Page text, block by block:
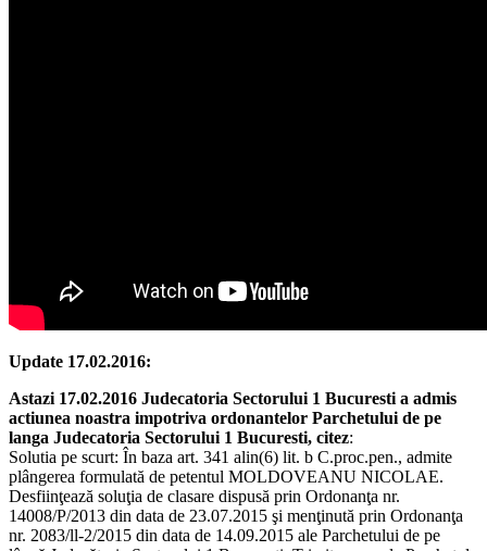
Update 17.02.2016:
Astazi 17.02.2016 Judecatoria Sectorului 1 Bucuresti a admis
actiunea noastra impotriva ordonantelor Parchetului de pe
langa Judecatoria Sectorului 1 Bucuresti, citez:
Solutia pe scurt: În baza art. 341 alin(6) lit. b C.proc.pen., admite
plângerea formulată de petentul MOLDOVEANU NICOLAE.
Desfiinţează soluţia de clasare dispusă prin Ordonanţa nr.
14008/P/2013 din data de 23.07.2015 şi menţinută prin Ordonanţa
nr. 2083/ll-2/2015 din data de 14.09.2015 ale Parchetului de pe